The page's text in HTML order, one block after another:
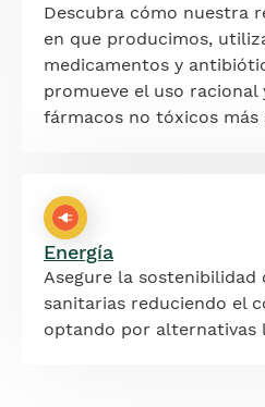
Descubra cómo nuestra
en que producimos,
medicamentos y
promueve el uso
fármacos no tóxicos más
Energía
Asegure la sostenibilidad
sanitarias reduciendo el
optando por alternativas